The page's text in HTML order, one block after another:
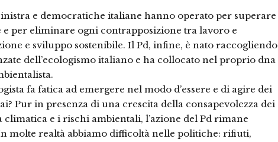
e democratiche italiane hanno operato per superare
e per eliminare ogni contrapposizione tra lavoro e
e sviluppo sostenibile. Il Pd, infine, è nato raccogliendo
dell’ecologismo italiano e ha collocato nel proprio dna
fa fatica ad emergere nel modo d’essere e di agire dei
Pur in presenza di una crescita della consapevolezza dei
climatica e i rischi ambientali, l’azione del Pd rimane
molte realtà abbiamo difficoltà nelle politiche: rifiuti,